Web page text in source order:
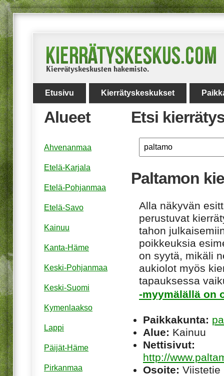
Etusivu Kierrätyskeskukset
Etsi
Paltamon
Alla näkyvän
perustuvat
tahon
poikkeuksia
on syytä, mikäli
aukiolot myös
tapauksessa
-myymälällä on
Paikkakunta:
Alue: Kainuu
Nettisivut:
http://
Osoite: Viistetie
Alueet
Ahvenanmaa
Etelä-Karjala
Etelä-Pohjanmaa
Etelä-Savo
Kainuu
Kanta-Häme
Keski-Pohjanmaa
Keski-Suomi
Kymenlaakso
Lappi
Päijät-Häme
Pirkanmaa